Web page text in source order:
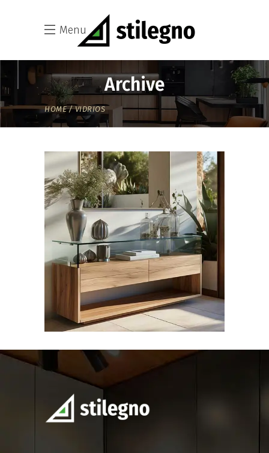
Menu
Archive
HOME VIDRIOS
VIDRIOS
VIDRIOS